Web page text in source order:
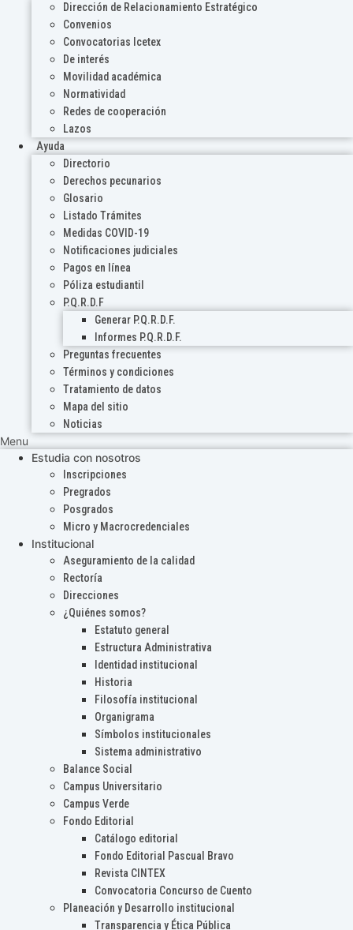
Dirección de Relacionamiento Estratégico
Convenios
Convocatorias Icetex
De interés
Movilidad académica
Normatividad
Redes de cooperación
Lazos
Ayuda
Directorio
Derechos pecunarios
Glosario
Listado Trámites
Medidas COVID-19
Notificaciones judiciales
Pagos en línea
Póliza estudiantil
P.Q.R.D.F
Generar P.Q.R.D.F.
Informes P.Q.R.D.F.
Preguntas frecuentes
Términos y condiciones
Tratamiento de datos
Mapa del sitio
Noticias
Menu
Estudia con nosotros
Inscripciones
Pregrados
Posgrados
Micro y Macrocredenciales
Institucional
Aseguramiento de la calidad
Rectoría
Direcciones
¿Quiénes somos?
Estatuto general
Estructura Administrativa
Identidad institucional
Historia
Filosofía institucional
Organigrama
Símbolos institucionales
Sistema administrativo
Balance Social
Campus Universitario
Campus Verde
Fondo Editorial
Catálogo editorial
Fondo Editorial Pascual Bravo
Revista CINTEX
Convocatoria Concurso de Cuento
Planeación y Desarrollo institucional
Transparencia y Ética Pública